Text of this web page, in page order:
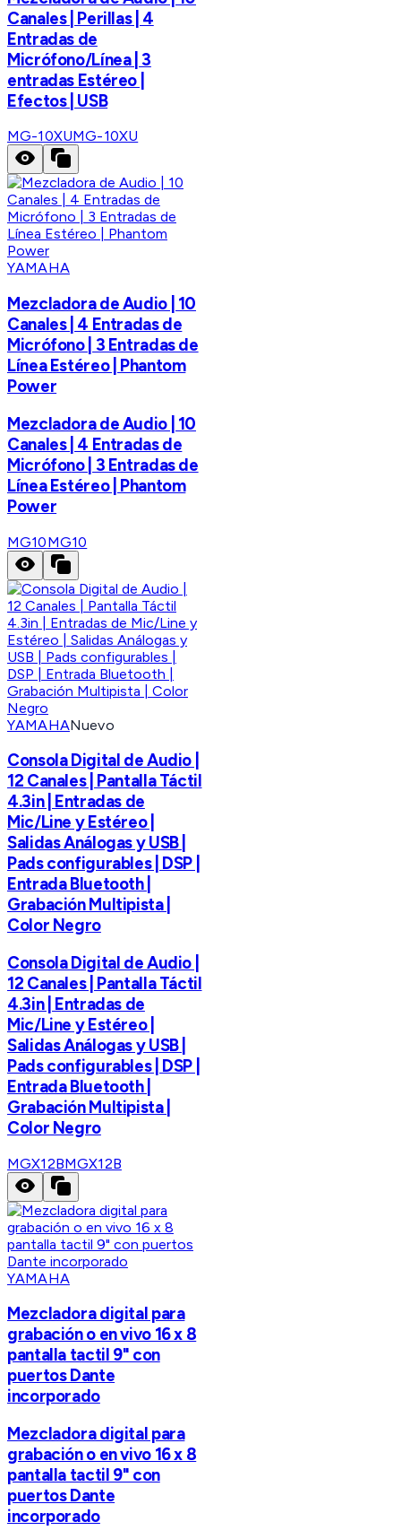
Canales | Perillas | 4
Entradas de
Micrófono/Línea | 3
entradas Estéreo |
Efectos | USB
MG-10XUMG-10XU
YAMAHA
Mezcladora de Audio | 10
Canales | 4 Entradas de
Micrófono | 3 Entradas de
Línea Estéreo | Phantom
Power
Mezcladora de Audio | 10
Canales | 4 Entradas de
Micrófono | 3 Entradas de
Línea Estéreo | Phantom
Power
MG10MG10
YAMAHANuevo
Consola Digital de Audio |
12 Canales | Pantalla Táctil
4.3in | Entradas de
Mic/Line y Estéreo |
Salidas Análogas y USB |
Pads configurables | DSP |
Entrada Bluetooth |
Grabación Multipista |
Color Negro
Consola Digital de Audio |
12 Canales | Pantalla Táctil
4.3in | Entradas de
Mic/Line y Estéreo |
Salidas Análogas y USB |
Pads configurables | DSP |
Entrada Bluetooth |
Grabación Multipista |
Color Negro
MGX12BMGX12B
YAMAHA
Mezcladora digital para
grabación o en vivo 16 x 8
pantalla tactil 9" con
puertos Dante
incorporado
Mezcladora digital para
grabación o en vivo 16 x 8
pantalla tactil 9" con
puertos Dante
incorporado